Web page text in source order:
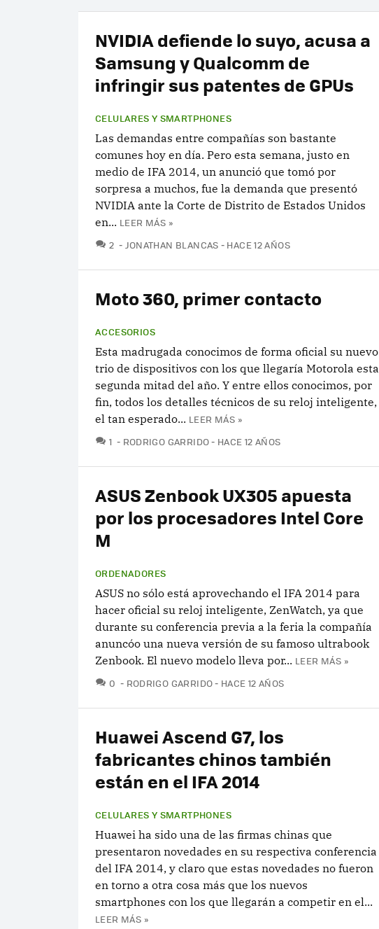
NVIDIA defiende lo suyo, acusa a
Samsung y Qualcomm de
infringir sus patentes de GPUs
CELULARES Y SMARTPHONES
Las demandas entre compañías son bastante
comunes hoy en día. Pero esta semana, justo en
medio de IFA 2014, un anunció que tomó por
sorpresa a muchos, fue la demanda que presentó
NVIDIA ante la Corte de Distrito de Estados Unidos
en... LEER MÁS »
2 COMENTARIOS
JONATHAN BLANCAS HACE 12 AÑOS
Moto 360, primer contacto
ACCESORIOS
Esta madrugada conocimos de forma oficial su nuevo
trio de dispositivos con los que llegaría Motorola esta
segunda mitad del año. Y entre ellos conocimos, por
fin, todos los detalles técnicos de su reloj inteligente,
el tan esperado... LEER MÁS »
1 COMENTARIOS
RODRIGO GARRIDO HACE 12 AÑOS
ASUS Zenbook UX305 apuesta
por los procesadores Intel Core
M
ORDENADORES
ASUS no sólo está aprovechando el IFA 2014 para
hacer oficial su reloj inteligente, ZenWatch, ya que
durante su conferencia previa a la feria la compañía
anuncóo una nueva versión de su famoso ultrabook
Zenbook. El nuevo modelo lleva por... LEER MÁS »
0 COMENTARIOS
RODRIGO GARRIDO HACE 12 AÑOS
Huawei Ascend G7, los
fabricantes chinos también
están en el IFA 2014
CELULARES Y SMARTPHONES
Huawei ha sido una de las firmas chinas que
presentaron novedades en su respectiva conferencia
del IFA 2014, y claro que estas novedades no fueron
en torno a otra cosa más que los nuevos
smartphones con los que llegarán a competir en el...
LEER MÁS »